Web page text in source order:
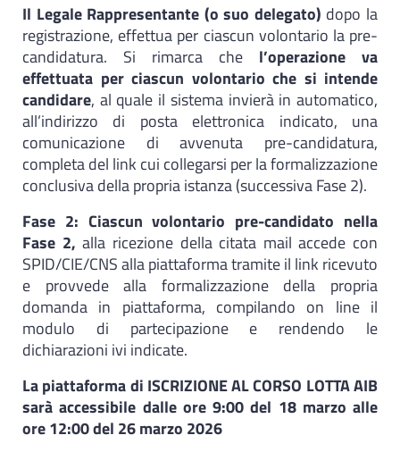
Il Legale Rappresentante (o suo delegato) dopo la
registrazione, effettua per ciascun volontario la pre-
candidatura. Si rimarca che l’operazione va
effettuata per ciascun volontario che si intende
candidare, al quale il sistema invierà in automatico,
all’indirizzo di posta elettronica indicato, una
comunicazione di avvenuta pre-candidatura,
completa del link cui collegarsi per la formalizzazione
conclusiva della propria istanza (successiva Fase 2).
Fase 2: Ciascun volontario pre-candidato nella
Fase 2,alla ricezione della citata mail accede con
SPID/CIE/CNS alla piattaforma tramite il link ricevuto
e provvede alla formalizzazione della propria
domanda in piattaforma, compilando on line il
modulo di partecipazione e rendendo le
dichiarazioni ivi indicate.
La piattaforma di ISCRIZIONE AL CORSO LOTTA AIB
sarà accessibile dalle ore 9:00 del 18 marzo alle
ore 12:00 del 26 marzo 2026